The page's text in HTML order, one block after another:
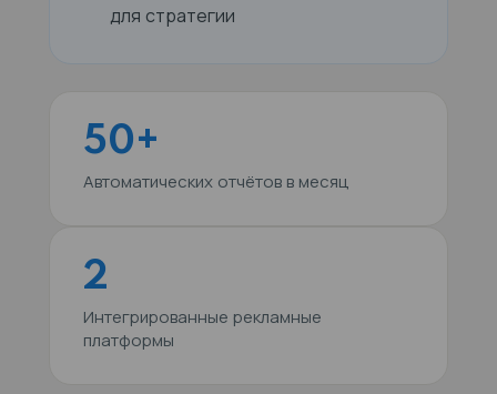
для стратегии
50+
Автоматических отчётов в месяц
2
Интегрированные рекламные
платформы